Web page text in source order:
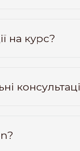
на курс?